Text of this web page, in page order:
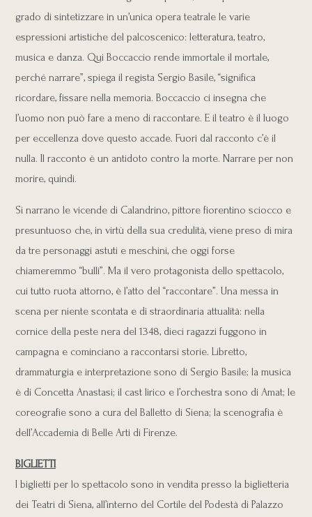
grado di sintetizzare in un’unica opera teatrale le varie
espressioni artistiche del palcoscenico: letteratura, teatro,
musica e danza. Qui Boccaccio rende immortale il mortale,
perché narrare”, spiega il regista Sergio Basile, “significa
ricordare, fissare nella memoria. Boccaccio ci insegna che
l’uomo non può fare a meno di raccontare. E il teatro è il luogo
per eccellenza dove questo accade. Fuori dal racconto c’è il
nulla. Il racconto è un antidoto contro la morte. Narrare per non
morire, quindi.
Si narrano le vicende di Calandrino, pittore fiorentino sciocco e
presuntuoso che, in virtù della sua credulità, viene preso di mira
da tre personaggi astuti e meschini, che oggi forse
chiameremmo “bulli”. Ma il vero protagonista dello spettacolo,
cui tutto ruota attorno, è l’atto del “raccontare”. Una messa in
scena per niente scontata e di straordinaria attualità: nella
cornice della peste nera del 1348, dieci ragazzi fuggono in
campagna e cominciano a raccontarsi storie. Libretto,
drammaturgia e interpretazione sono di Sergio Basile; la musica
è di Concetta Anastasi; il cast lirico e l’orchestra sono di Amat; le
coreografie sono a cura del Balletto di Siena; la scenografia è
dell’Accademia di Belle Arti di Firenze.
BIGLIETTI
I biglietti per lo spettacolo sono in vendita presso la biglietteria
dei Teatri di Siena, all’interno del Cortile del Podestà di Palazzo